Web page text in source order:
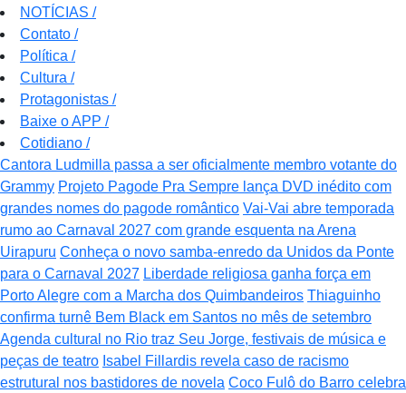
NOTÍCIAS /
Contato /
Política /
Cultura /
Protagonistas /
Baixe o APP /
Cotidiano /
Cantora Ludmilla passa a ser oficialmente membro votante do
Grammy Projeto Pagode Pra Sempre lança DVD inédito com
grandes nomes do pagode romântico Vai-Vai abre temporada
rumo ao Carnaval 2027 com grande esquenta na Arena
Uirapuru Conheça o novo samba-enredo da Unidos da Ponte
para o Carnaval 2027 Liberdade religiosa ganha força em
Porto Alegre com a Marcha dos Quimbandeiros Thiaguinho
confirma turnê Bem Black em Santos no mês de setembro
Agenda cultural no Rio traz Seu Jorge, festivais de música e
peças de teatro Isabel Fillardis revela caso de racismo
estrutural nos bastidores de novela Coco Fulô do Barro celebra